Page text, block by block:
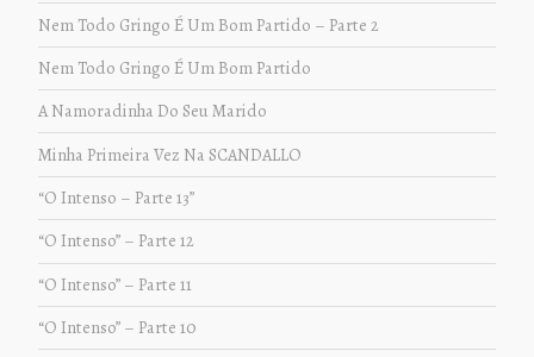
Nem Todo Gringo É Um Bom Partido – Parte 2
Nem Todo Gringo É Um Bom Partido
A Namoradinha Do Seu Marido
Minha Primeira Vez Na SCANDALLO
“O Intenso – Parte 13”
“O Intenso” – Parte 12
“O Intenso” – Parte 11
“O Intenso” – Parte 10